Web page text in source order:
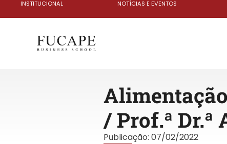
INSTITUCIONAL NOTÍCIAS E EVENTOS
/ Prof.ª
Publicação: 07/02/2022